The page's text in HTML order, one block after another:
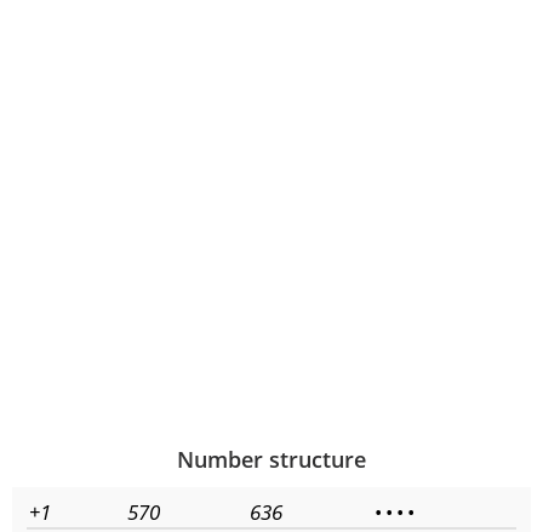
Number structure
+1 570 636 • • • •